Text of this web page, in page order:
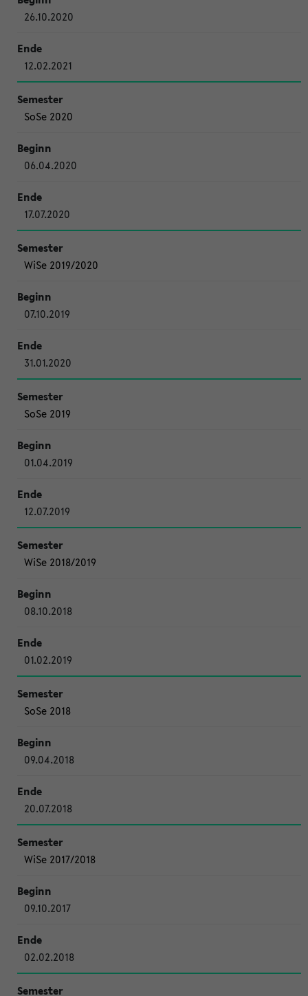
26.10.2020
12.02.2021
SoSe 2020
06.04.2020
17.07.2020
WiSe 2019/2020
07.10.2019
31.01.2020
SoSe 2019
01.04.2019
12.07.2019
WiSe 2018/2019
08.10.2018
01.02.2019
SoSe 2018
09.04.2018
20.07.2018
WiSe 2017/2018
09.10.2017
02.02.2018